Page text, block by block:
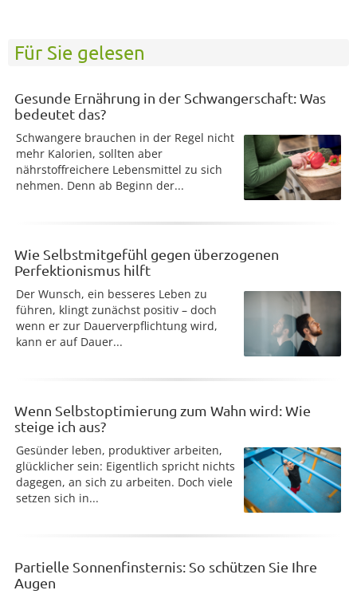
Für Sie gelesen
Gesunde Ernährung in der Schwangerschaft: Was
bedeutet das?
Schwangere brauchen in der Regel nicht
mehr Kalorien, sollten aber
nährstoffreichere Lebensmittel zu sich
nehmen. Denn ab Beginn der...
Wie Selbstmitgefühl gegen überzogenen
Perfektionismus hilft
Der Wunsch, ein besseres Leben zu
führen, klingt zunächst positiv – doch
wenn er zur Dauerverpflichtung wird,
kann er auf Dauer...
Wenn Selbstoptimierung zum Wahn wird: Wie
steige ich aus?
Gesünder leben, produktiver arbeiten,
glücklicher sein: Eigentlich spricht nichts
dagegen, an sich zu arbeiten. Doch viele
setzen sich in...
Partielle Sonnenfinsternis: So schützen Sie Ihre
Augen